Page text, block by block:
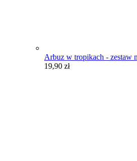
Arbuz w tropikach - zestaw
19,90 zł